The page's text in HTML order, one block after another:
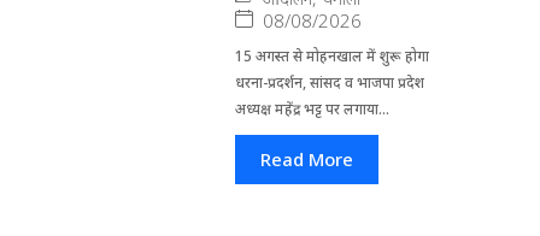
08/08/2026
15 अगस्त से मोहनखाल में शुरू होगा
धरना-प्रदर्शन, सांसद व भाजपा प्रदेश
अध्यक्ष महेंद्र भट्ट पर लगाया...
Read More